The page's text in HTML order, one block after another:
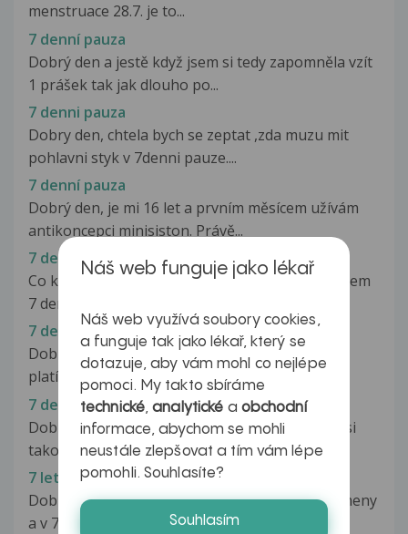
menstruace 28.7. je to...
7 denní pauza
Dobrý den a jestě když jsem si tedy zapomněla vzít
1 prášek tak jak dlouho po...
7 denni pauza
Dobry den, chtela bych se zeptat ,zda muzu mit
pohlavni styk v 7denni pauze....
7 denní pauza
Dobrý den, je mi 16 let a prvním měsícem užívám
antikoncepci minisiston. Právě...
7 denní pauza
Co kdyby se menstruace nedostavila vůbec během
7 denní pauzy?
7 denní pauza
Dobrý den prosím vás, teď doberu svoje první
platíčko Líndynette20, tudíž se...
7 denni pauza a sex
Dobry den uzivam antikoncepci Menyan a stal si
takovy problem. 3 dny pred pauzou...
7 let po operaci žlučníku
Dobrý den, v 1,5 roce mi našly 3 žlučníkové kameny
a v 7 letech mě operovali...
Náš web funguje jako lékař
Náš web využívá soubory cookies,
a funguje tak jako lékař, který se
dotazuje, aby vám mohl co nejlépe
pomoci. My takto sbíráme
technické,analytické a obchodní
informace, abychom se mohli
neustále zlepšovat a tím vám lépe
pomohli. Souhlasíte?
Souhlasím